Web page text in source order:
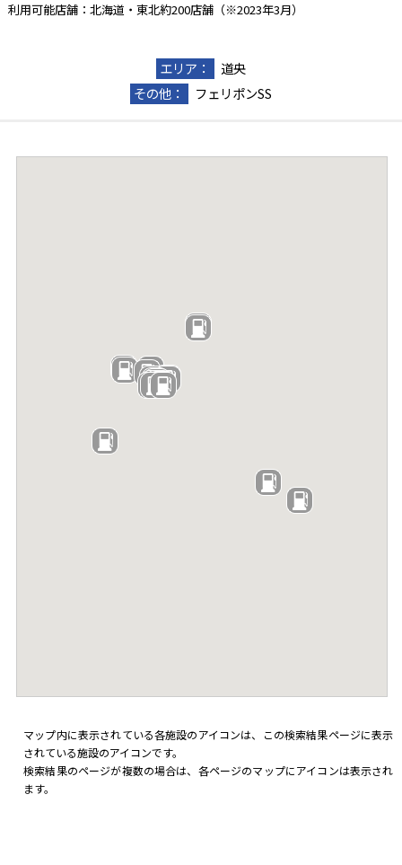
利用可能店舗：北海道・東北約200店舗（※2023年3月）
エリア：
道央
その他：
フェリポンSS
マップ内に表示されている各施設のアイコンは、この検索結果ページに表示
されている施設のアイコンです。
検索結果のページが複数の場合は、各ページのマップにアイコンは表示され
ます。